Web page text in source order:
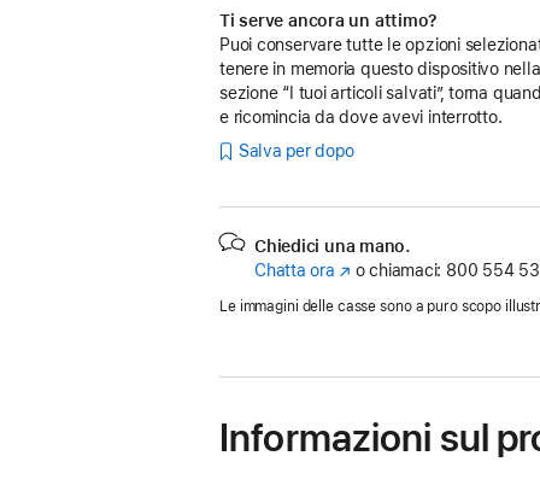
Ti serve ancora un attimo?
Puoi conservare tutte le opzioni
tenere in memoria questo dispositivo nella
sezione “I tuoi articoli salvati”, torna
e ricomincia da dove avevi interrotto.
Salva per dopo
Chiedici una mano.
Chatta ora (Si o chiamaci: 800 554
Le immagini delle casse sono a puro scopo
Informazioni sul